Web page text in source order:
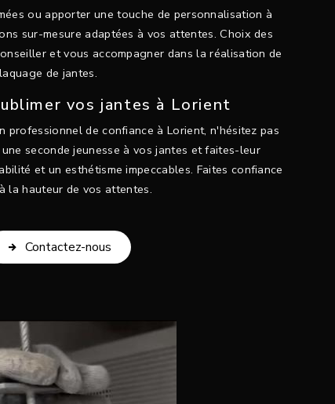
ou apporter une touche de personnalisation à
sur-mesure adaptées à vos attentes. Choix des
et vous accompagner dans la réalisation de
de jantes.
vos jantes à Lorient
de confiance à Lorient, n'hésitez pas
seconde jeunesse à vos jantes et faites-leur
et un esthétisme impeccables. Faites confiance
la hauteur de vos attentes.
Contactez-nous